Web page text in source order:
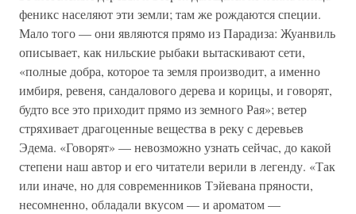
феникс населяют эти земли; там же рождаются специи.
Мало того — они являются прямо из Парадиза: Жуанвиль
описывает, как нильские рыбаки вытаскивают сети,
«полные добра, которое та земля производит, а именно
имбиря, ревеня, сандалового дерева и корицы, и говорят,
будто все это приходит прямо из земного Рая»; ветер
стряхивает драгоценные вещества в реку с деревьев
Эдема. «Говорят» — невозможно узнать сейчас, до какой
степени наш автор и его читатели верили в легенду. «Так
или иначе, но для современников Тэйевана пряности,
несомненно, обладали вкусом — и ароматом —